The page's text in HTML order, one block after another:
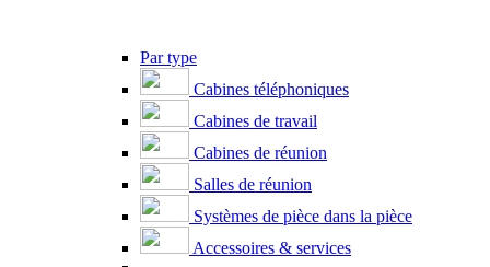
Par type
Cabines téléphoniques
Cabines de travail
Cabines de réunion
Salles de réunion
Systèmes de pièce dans la pièce
Accessoires & services